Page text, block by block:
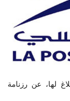
لها، عن رزنامة